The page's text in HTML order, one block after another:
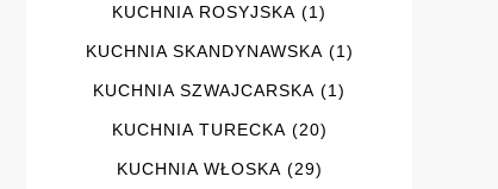
KUCHNIA ROSYJSKA (1)
KUCHNIA SKANDYNAWSKA (1)
KUCHNIA SZWAJCARSKA (1)
KUCHNIA TURECKA (20)
KUCHNIA WŁOSKA (29)